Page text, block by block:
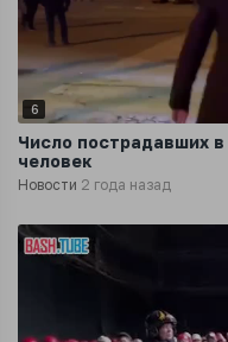
6
Число пострадавших
человек
Новости 2 года назад